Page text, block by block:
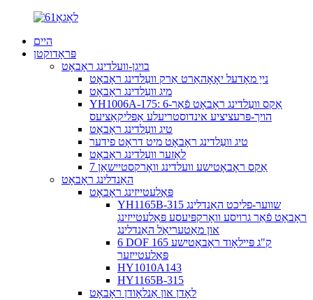
היים
פּראָדוקטן
בויגן-וועלדינג ראָבאָט
נייַ מאָדעל יאָאָהאַרט אַרק וועַלדינג ראָבאָט
מיג וועַלדינג ראָבאָט
YH1006A-175: 6-אַקס וועַלדינג ראָבאָט פֿאַר
הויך-פּרעציציע אינדוסטריעלע אַפּליקאַציעס
טיג וועַלדינג ראָבאָט
טיג וועַלדינג ראָבאָט מיט דראָט פידער
לאַזער וועַלדינג ראָבאָט
7 אַקס ראָבאָטישע וועלדינג וואָרקסטיישאַן
האַנדלינג ראָבאָט
פּאַלעטייזינג ראָבאָט
YH1165B-315 שווער-פליכט האַנדלינג
ראָבאָט פֿאַר גרויסע וואָרקפּיעסע פּאַלעטייזינג
און מאַטעריאַל האַנדלינג
6 DOF 165 ק"ג פּיילאָוד ראָבאָטישע
פּאַלעטייזער
HY1010A143
HY1165B-315
לאָדן און אַנלאָודן ראָבאָט